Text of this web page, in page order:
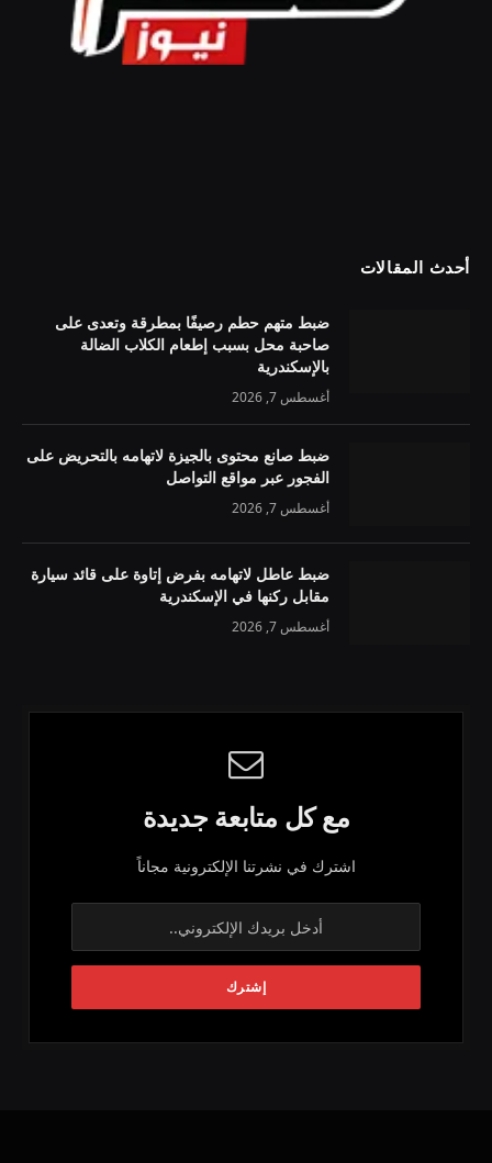
أحدث المقالات
ضبط متهم حطم رصيفًا بمطرقة وتعدى على
صاحبة محل بسبب إطعام الكلاب الضالة
بالإسكندرية
أغسطس 7, 2026
ضبط صانع محتوى بالجيزة لاتهامه بالتحريض على
الفجور عبر مواقع التواصل
أغسطس 7, 2026
ضبط عاطل لاتهامه بفرض إتاوة على قائد سيارة
مقابل ركنها في الإسكندرية
أغسطس 7, 2026
مع كل متابعة جديدة
اشترك في نشرتنا الإلكترونية مجاناً